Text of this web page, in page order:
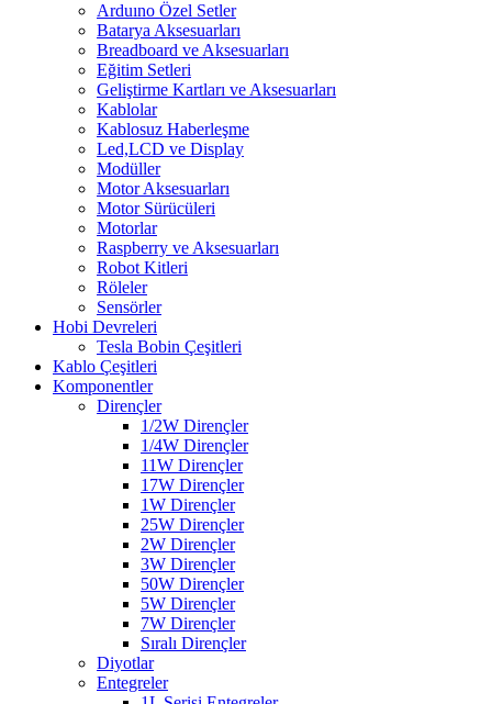
Arduıno Özel Setler
Batarya Aksesuarları
Breadboard ve Aksesuarları
Eğitim Setleri
Geliştirme Kartları ve Aksesuarları
Kablolar
Kablosuz Haberleşme
Led,LCD ve Display
Modüller
Motor Aksesuarları
Motor Sürücüleri
Motorlar
Raspberry ve Aksesuarları
Robot Kitleri
Röleler
Sensörler
Hobi Devreleri
Tesla Bobin Çeşitleri
Kablo Çeşitleri
Komponentler
Dirençler
1/2W Dirençler
1/4W Dirençler
11W Dirençler
17W Dirençler
1W Dirençler
25W Dirençler
2W Dirençler
3W Dirençler
50W Dirençler
5W Dirençler
7W Dirençler
Sıralı Dirençler
Diyotlar
Entegreler